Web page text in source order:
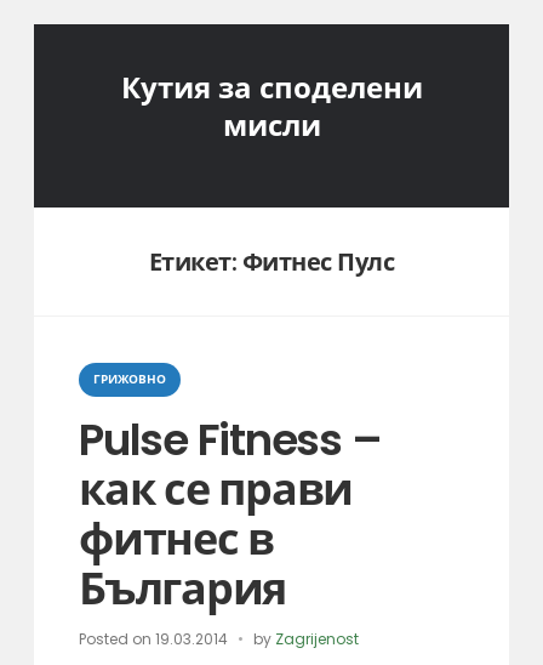
Кутия за споделени
мисли
Етикет: Фитнес Пулс
Categories
ГРИЖОВНО
Pulse Fitness –
как се прави
фитнес в
България
Posted on19.03.2014 by Zagrijenost